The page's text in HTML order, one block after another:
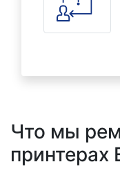
Что мы
принтерах